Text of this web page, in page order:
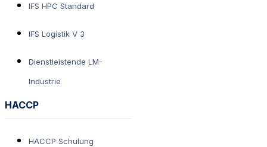
IFS HPC Standard
IFS Logistik V 3
Dienstleistende LM-
Industrie
HACCP
HACCP Schulung